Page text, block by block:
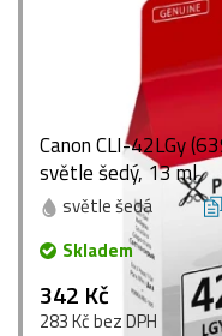
Canon CLI-42LGy
světle šedý, 13 ml
světle šedá
Skladem
342 Kč
283 Kč bez DPH